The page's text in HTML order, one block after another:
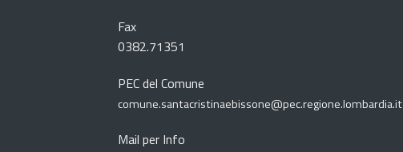
Fax
0382.71351
PEC del Comune
comune.santacristinaebissone@pec.regione.lombardia.it
Mail per Info